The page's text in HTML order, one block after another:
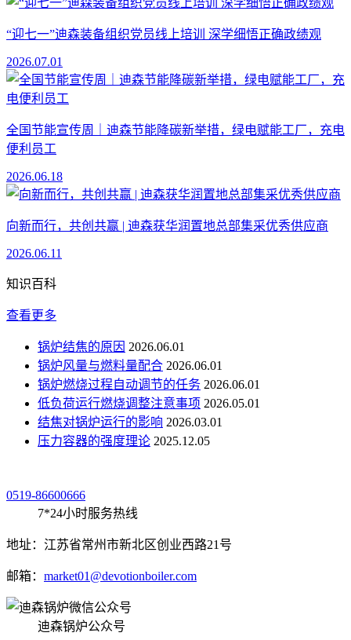
“迎七一”迪森装备组织党员线上培训 深学细悟正确政绩观
2026.07.01
全国节能宣传周｜迪森节能降碳新举措，绿电赋能工厂，充电
便利员工
2026.06.18
向新而行，共创共赢 | 迪森获华润置地总部集采优秀供应商
2026.06.11
知识百科
查看更多
锅炉结焦的原因 2026.06.01
锅炉风量与燃料量配合 2026.06.01
锅炉燃烧过程自动调节的任务 2026.06.01
低负荷运行燃烧调整注意事项 2026.05.01
结焦对锅炉运行的影响 2026.03.01
压力容器的强度理论 2025.12.05
0519-86600666
7*24小时服务热线
地址：江苏省常州市新北区创业西路21号
邮箱： market01@devotionboiler.com
迪森锅炉公众号